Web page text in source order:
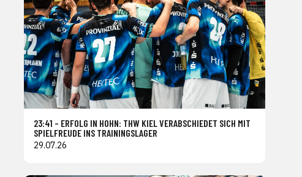
23:41 – ERFOLG IN HOHN: THW KIEL VERABSCHIEDET SICH MIT
SPIELFREUDE INS TRAININGSLAGER
29.07.26